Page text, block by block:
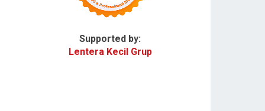
Supported by:
Lentera Kecil Grup